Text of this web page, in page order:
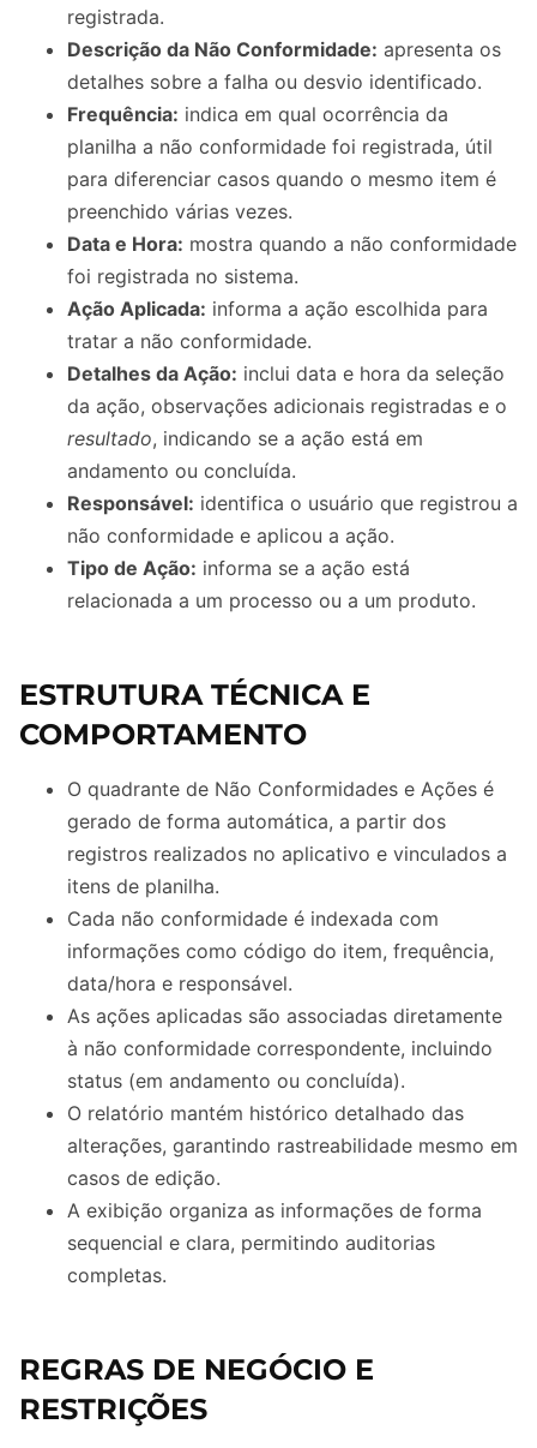
registrada.
Descrição da Não Conformidade: apresenta os
detalhes sobre a falha ou desvio identificado.
Frequência: indica em qual ocorrência da
planilha a não conformidade foi registrada, útil
para diferenciar casos quando o mesmo item é
preenchido várias vezes.
Data e Hora: mostra quando a não conformidade
foi registrada no sistema.
Ação Aplicada: informa a ação escolhida para
tratar a não conformidade.
Detalhes da Ação: inclui data e hora da seleção
da ação, observações adicionais registradas e o
resultado, indicando se a ação está em
andamento ou concluída.
Responsável: identifica o usuário que registrou a
não conformidade e aplicou a ação.
Tipo de Ação: informa se a ação está
relacionada a um processo ou a um produto.
ESTRUTURA TÉCNICA E
COMPORTAMENTO
O quadrante de Não Conformidades e Ações é
gerado de forma automática, a partir dos
registros realizados no aplicativo e vinculados a
itens de planilha.
Cada não conformidade é indexada com
informações como código do item, frequência,
data/hora e responsável.
As ações aplicadas são associadas diretamente
à não conformidade correspondente, incluindo
status (em andamento ou concluída).
O relatório mantém histórico detalhado das
alterações, garantindo rastreabilidade mesmo em
casos de edição.
A exibição organiza as informações de forma
sequencial e clara, permitindo auditorias
completas.
REGRAS DE NEGÓCIO E
RESTRIÇÕES